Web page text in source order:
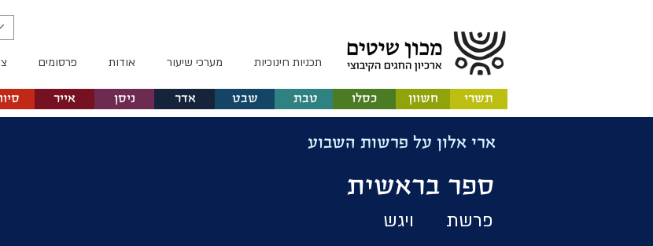
תכניות חינוכיות מערכי שיעור אודות פרסומים
ניסן אדר טבת שבט חשוון תשרי כסלו אייר
ארי אלון על פרשות השבוע
ספר בראשית
ויגש פרשת